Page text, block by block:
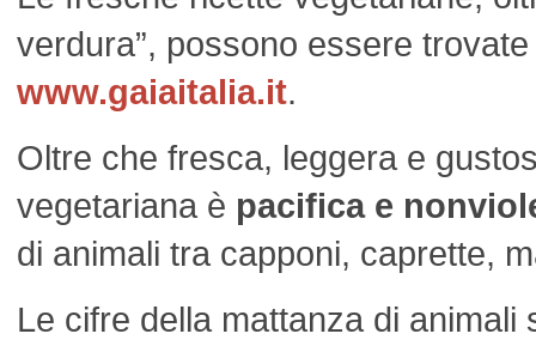
verdura”, possono essere
www.gaiaitalia.it.
Oltre che fresca, leggera e
vegetariana è pacifica e
di animali tra capponi, caprette,
Le cifre della mattanza di animali